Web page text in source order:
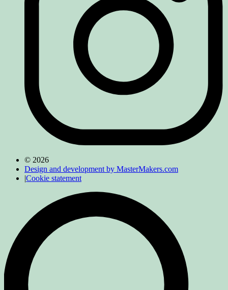
© 2026
Design and development by MasterMakers.com
|Cookie statement